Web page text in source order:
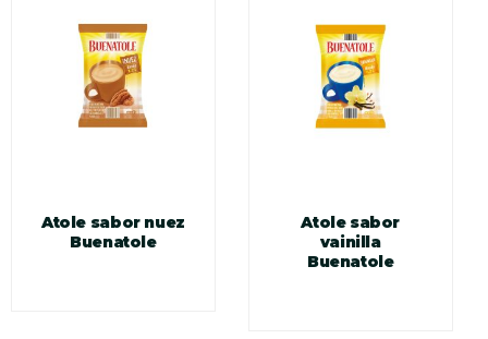
Atole sabor nuez
Buenatole
Atole sabor
vainilla
Buenatole